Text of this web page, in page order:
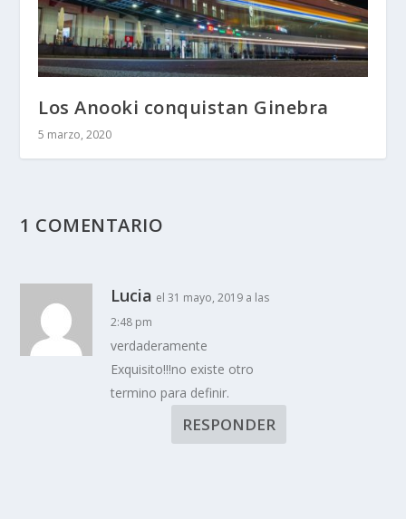
Los Anooki conquistan Ginebra
5 marzo, 2020
1 COMENTARIO
Lucia el 31 mayo, 2019 a las
2:48 pm
verdaderamente
Exquisito!!!no existe otro
termino para definir.
RESPONDER